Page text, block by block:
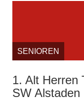
SENIOREN
1. Alt Herren
SW Alstaden